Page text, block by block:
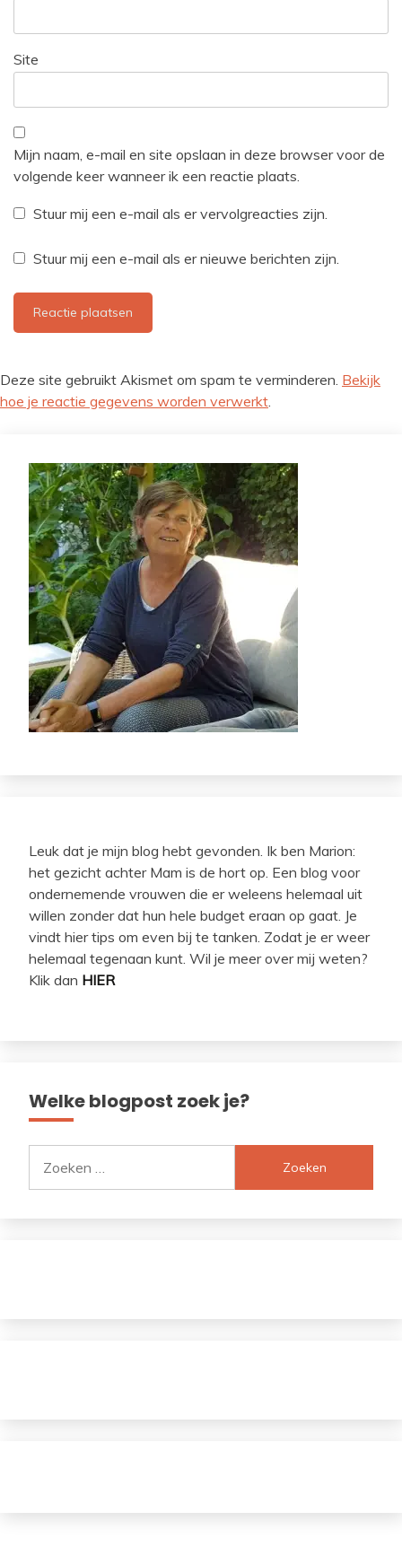
Site
Mijn naam, e-mail en site opslaan in deze browser voor de
volgende keer wanneer ik een reactie plaats.
Stuur mij een e-mail als er vervolgreacties zijn.
Stuur mij een e-mail als er nieuwe berichten zijn.
Deze site gebruikt Akismet om spam te verminderen. Bekijk
hoe je reactie gegevens worden verwerkt.
Leuk dat je mijn blog hebt gevonden. Ik ben Marion:
het gezicht achter Mam is de hort op. Een blog voor
ondernemende vrouwen die er weleens helemaal uit
willen zonder dat hun hele budget eraan op gaat. Je
vindt hier tips om even bij te tanken. Zodat je er weer
helemaal tegenaan kunt. Wil je meer over mij weten?
Klik dan HIER
Welke blogpost zoek je?
naar: